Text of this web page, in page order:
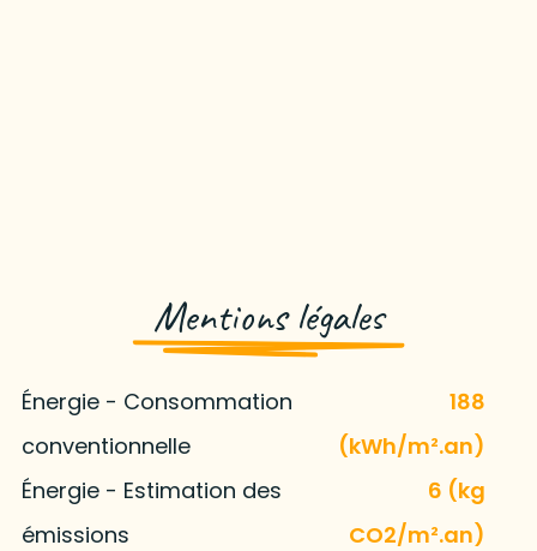
Mentions légales
Énergie - Consommation
conventionnelle
188
(kWh/m².an)
Énergie - Estimation des
émissions
6 (kg
CO2/m².an)